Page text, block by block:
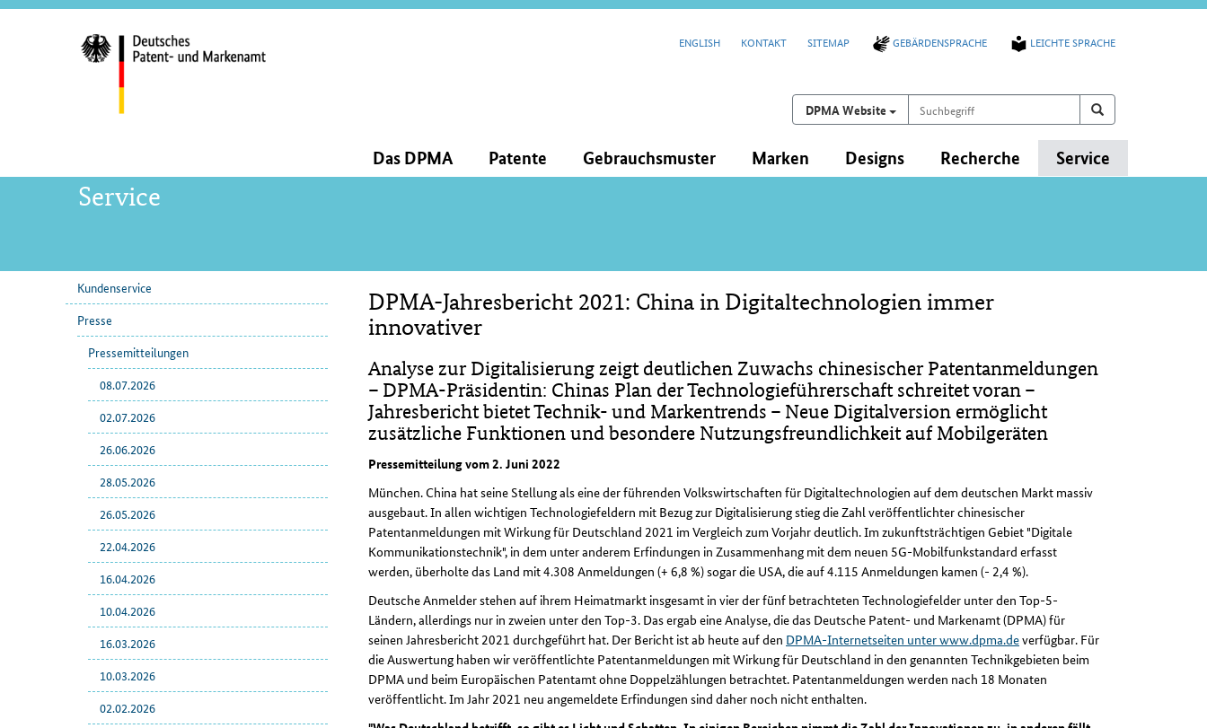
ENGLISH KONTAKT SITEMAP GEBÄRDENSPRACHE LEICHTE SPRACHE
Suchen auf
DPMA Website Suchbegriff Suchen
Das DPMA Patente Gebrauchsmuster Marken Designs Recherche Service
Service
Unternavigation
Kundenservice
Presse
Pressemitteilungen
08.07.2026
02.07.2026
26.06.2026
28.05.2026
26.05.2026
22.04.2026
16.04.2026
10.04.2026
16.03.2026
10.03.2026
02.02.2026
Inhalt
DPMA-Jahresbericht 2021: China in Digitaltechnologien immer
innovativer
Analyse zur Digitalisierung zeigt deutlichen Zuwachs chinesischer Patentanmeldungen
– DPMA-Präsidentin: Chinas Plan der Technologieführerschaft schreitet voran –
Jahresbericht bietet Technik- und Markentrends – Neue Digitalversion ermöglicht
zusätzliche Funktionen und besondere Nutzungsfreundlichkeit auf Mobilgeräten
Pressemitteilung vom 2. Juni 2022
München. China hat seine Stellung als eine der führenden Volkswirtschaften für Digitaltechnologien auf dem deutschen Markt massiv
ausgebaut. In allen wichtigen Technologiefeldern mit Bezug zur Digitalisierung stieg die Zahl veröffentlichter chinesischer
Patentanmeldungen mit Wirkung für Deutschland 2021 im Vergleich zum Vorjahr deutlich. Im zukunftsträchtigen Gebiet "Digitale
Kommunikationstechnik", in dem unter anderem Erfindungen in Zusammenhang mit dem neuen 5G-Mobilfunkstandard erfasst
werden, überholte das Land mit 4.308 Anmeldungen (+ 6,8 %) sogar die USA, die auf 4.115 Anmeldungen kamen (- 2,4 %).
Deutsche Anmelder stehen auf ihrem Heimatmarkt insgesamt in vier der fünf betrachteten Technologiefelder unter den Top-5-
Ländern, allerdings nur in zweien unter den Top-3. Das ergab eine Analyse, die das Deutsche Patent- und Markenamt (DPMA) für
seinen Jahresbericht 2021 durchgeführt hat. Der Bericht ist ab heute auf den DPMA-Internetseiten unter www.dpma.deverfügbar. Für
die Auswertung haben wir veröffentlichte Patentanmeldungen mit Wirkung für Deutschland in den genannten Technikgebieten beim
DPMA und beim Europäischen Patentamt ohne Doppelzählungen betrachtet. Patentanmeldungen werden nach 18 Monaten
veröffentlicht. Im Jahr 2021 neu angemeldete Erfindungen sind daher noch nicht enthalten.